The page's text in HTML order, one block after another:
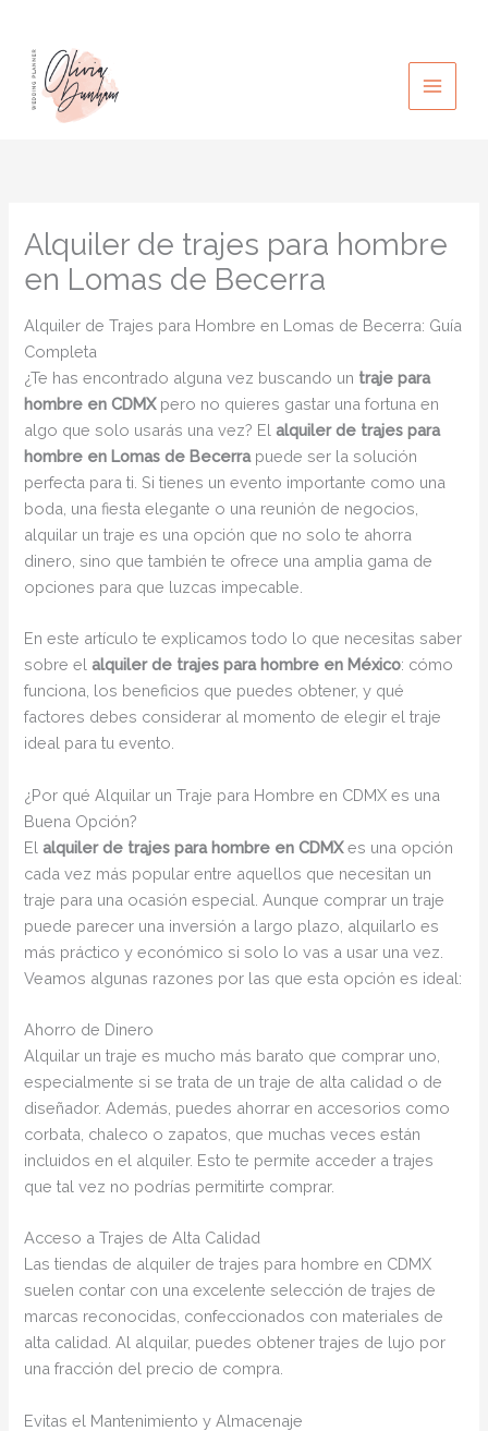
contenido
Alquiler de trajes para hombre
en Lomas de Becerra
Alquiler de Trajes para Hombre en Lomas de Becerra: Guía
Completa
¿Te has encontrado alguna vez buscando un traje para
hombre en CDMXpero no quieres gastar una fortuna en
algo que solo usarás una vez? Elalquiler de trajes para
hombre en Lomas de Becerrapuede ser la solución
perfecta para ti. Si tienes un evento importante como una
boda, una fiesta elegante o una reunión de negocios,
alquilar un traje es una opción que no solo te ahorra
dinero, sino que también te ofrece una amplia gama de
opciones para que luzcas impecable.
En este artículo te explicamos todo lo que necesitas saber
sobre elalquiler de trajes para hombre en México: cómo
funciona, los beneficios que puedes obtener, y qué
factores debes considerar al momento de elegir el traje
ideal para tu evento.
¿Por qué Alquilar un Traje para Hombre en CDMX es una
Buena Opción?
Elalquiler de trajes para hombre en CDMXes una opción
cada vez más popular entre aquellos que necesitan un
traje para una ocasión especial. Aunque comprar un traje
puede parecer una inversión a largo plazo, alquilarlo es
más práctico y económico si solo lo vas a usar una vez.
Veamos algunas razones por las que esta opción es ideal:
Ahorro de Dinero
Alquilar un traje es mucho más barato que comprar uno,
especialmente si se trata de un traje de alta calidad o de
diseñador. Además, puedes ahorrar en accesorios como
corbata, chaleco o zapatos, que muchas veces están
incluidos en el alquiler. Esto te permite acceder a trajes
que tal vez no podrías permitirte comprar.
Acceso a Trajes de Alta Calidad
Las tiendas de alquiler de trajes para hombre en CDMX
suelen contar con una excelente selección de trajes de
marcas reconocidas, confeccionados con materiales de
alta calidad. Al alquilar, puedes obtener trajes de lujo por
una fracción del precio de compra.
Evitas el Mantenimiento y Almacenaje